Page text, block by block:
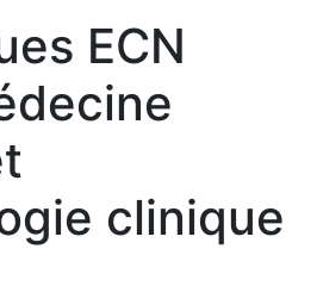
ECN
clinique